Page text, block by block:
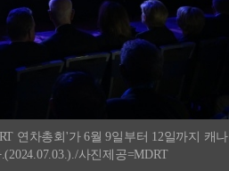
연차총회'가 6월 9일부터 12일까지 캐나
사진제공=MDRT